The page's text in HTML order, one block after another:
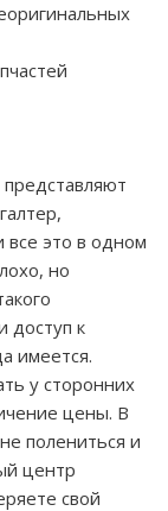
это в одном
но
доступ к
имеется.
у сторонних
цены. В
полениться и
центр
свой